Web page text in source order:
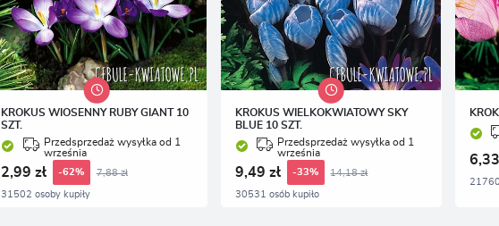
KROKUS WIOSENNY RUBY GIANT 10
SZT.
Przedsprzedaż wysyłka od 1
września
2,99 zł -62% 7,88 zł
31502 osoby kupiły
KROKUS WIELKOKWIATOWY SKY
BLUE 10 SZT.
Przedsprzedaż wysyłka od 1
września
9,49 zł -33% 14,18 zł
30531 osób kupiło
6,33